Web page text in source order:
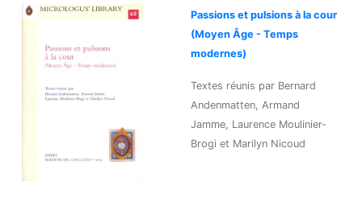
Passions et pulsions à la cour
(Moyen Âge - Temps
modernes)
Textes réunis par Bernard
Andenmatten, Armand
Jamme, Laurence Moulinier-
Brogi et Marilyn Nicoud